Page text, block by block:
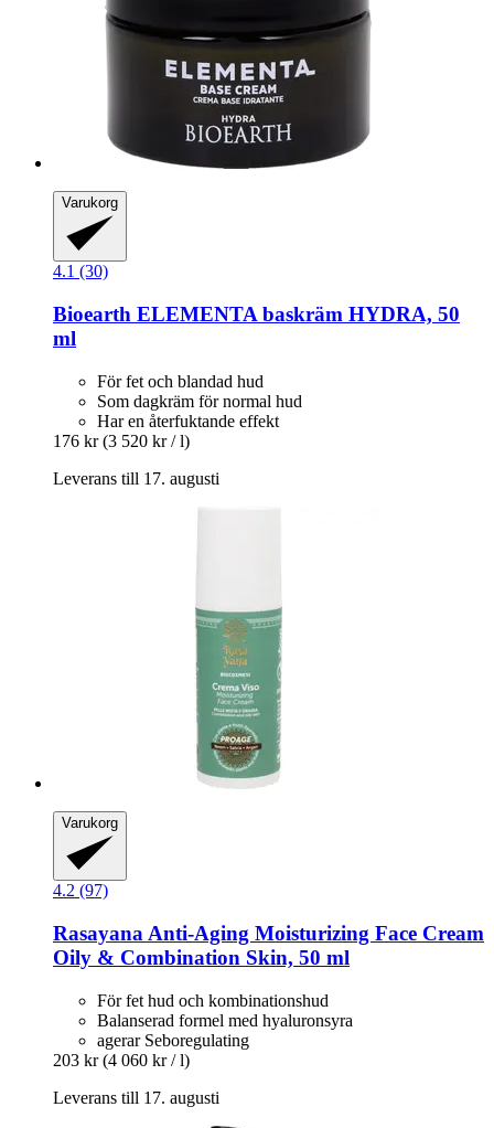
Varukorg
4.1 (30)
Bioearth ELEMENTA baskräm HYDRA, 50
ml
För fet och blandad hud
Som dagkräm för normal hud
Har en återfuktande effekt
176 kr (3 520 kr / l)
Leverans till 17. augusti
Varukorg
4.2 (97)
Rasayana Anti-​Aging Moisturizing Face Cream
Oily & Combination Skin, 50 ml
För fet hud och kombinationshud
Balanserad formel med hyaluronsyra
agerar Seboregulating
203 kr (4 060 kr / l)
Leverans till 17. augusti